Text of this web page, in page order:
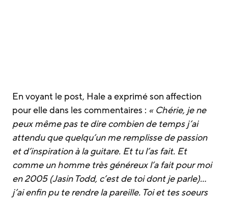
En voyant le post, Hale a exprimé son affection
pour elle dans les commentaires : « Chérie, je ne
peux même pas te dire combien de temps j’ai
attendu que quelqu’un me remplisse de passion
et d’inspiration à la guitare. Et tu l’as fait. Et
comme un homme très généreux l’a fait pour moi
en 2005 (Jasin Todd, c’est de toi dont je parle)…
j’ai enfin pu te rendre la pareille. Toi et tes soeurs